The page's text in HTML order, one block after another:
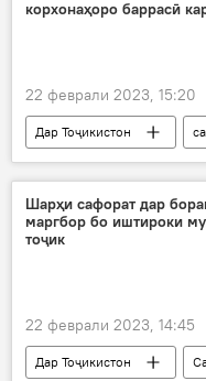
корхонаҳоро баррасӣ
22 феврали 2023, 15:20
Дар Тоҷикистон
сармоя
Саноат
Вазорати хориҷаи
Шарҳи сафорат дар
маргбор бо иштироки
тоҷик
22 феврали 2023, 14:45
Дар Тоҷикистон